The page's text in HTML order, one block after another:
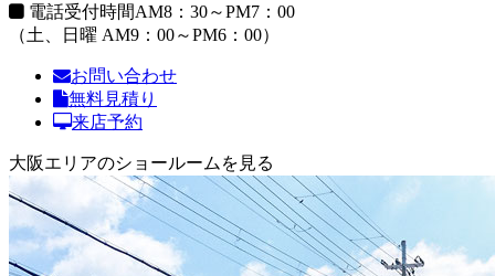
電話受付時間AM8：30～PM7：00
（土、日曜 AM9：00～PM6：00）
お問い合わせ
無料見積り
来店予約
大阪エリアのショールームを見る